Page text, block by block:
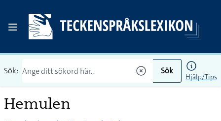
Sök: Sök
Hjälp/Tips
Hemulen